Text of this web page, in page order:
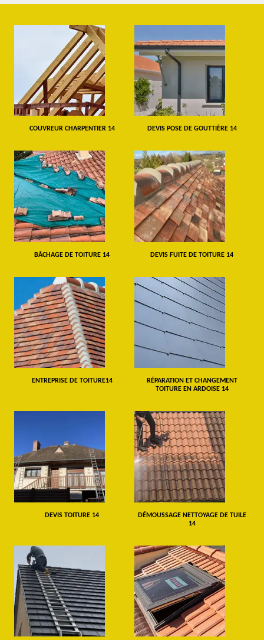
COUVREUR CHARPENTIER 14 DEVIS POSE DE GOUTTIÈRE 14
BÂCHAGE DE TOITURE 14 DEVIS FUITE DE TOITURE 14
ENTREPRISE DE TOITURE14
RÉPARATION ET CHANGEMENT
TOITURE EN ARDOISE 14
DEVIS TOITURE 14
DÉMOUSSAGE NETTOYAGE DE TUILE
14